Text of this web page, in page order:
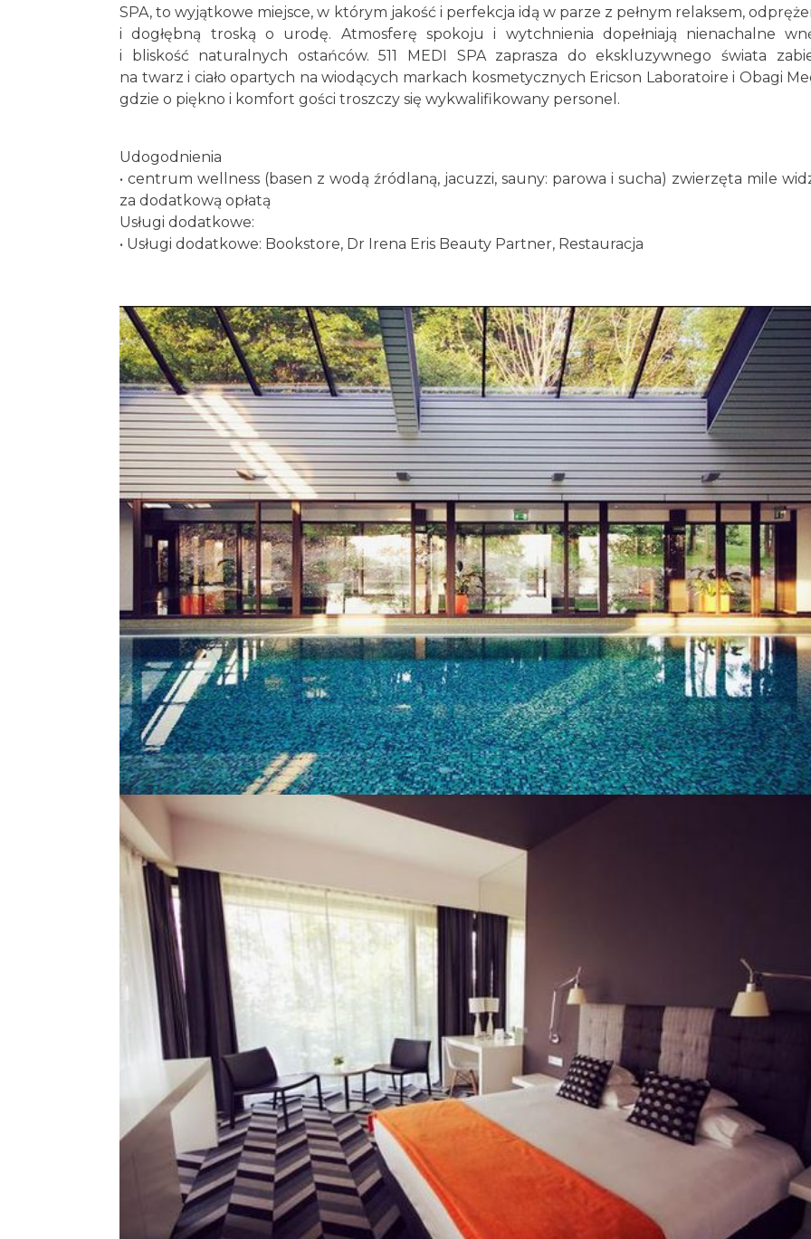
SPA, to wyjątkowe miejsce, w którym jakość i perfekcja idą w parze z pełnym relaksem,
i dogłębną troską o urodę. Atmosferę spokoju i wytchnienia dopełniają nienachalne
i bliskość naturalnych ostańców. 511 MEDI SPA zaprasza do ekskluzywnego świata
na twarz i ciało opartych na wiodących markach kosmetycznych Ericson Laboratoire i Obagi
gdzie o piękno i komfort gości troszczy się wykwalifikowany personel.
Udogodnienia
• centrum wellness (basen z wodą źródlaną, jacuzzi, sauny: parowa i sucha) zwierzęta mile
za dodatkową opłatą
Usługi dodatkowe:
• Usługi dodatkowe: Bookstore, Dr Irena Eris Beauty Partner, Restauracja